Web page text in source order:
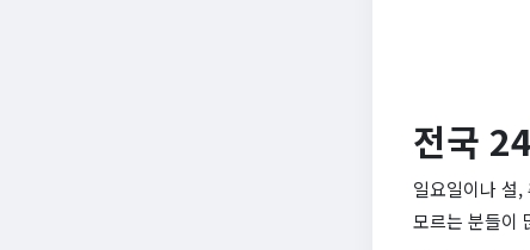
전국
일요일이나 설
모르는 분들이